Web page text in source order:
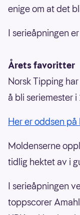
enige om at det
I serieåpningen
Årets favoritter
Norsk Tipping
å bli seriemester
Her er oddsen
Moldenserne
tidlig hektet av i
I serieåpningen
toppscorer